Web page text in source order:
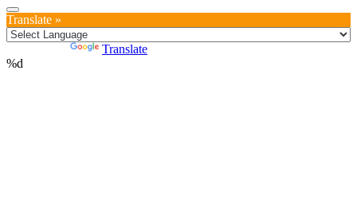
Translate »
Translate
%d